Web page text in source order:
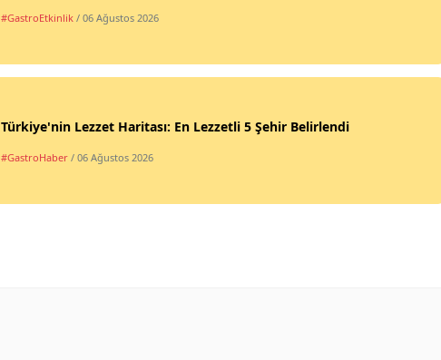
#GastroEtkinlik / 06 Ağustos 2026
Türkiye'nin Lezzet Haritası: En Lezzetli 5 Şehir Belirlendi
#GastroHaber / 06 Ağustos 2026